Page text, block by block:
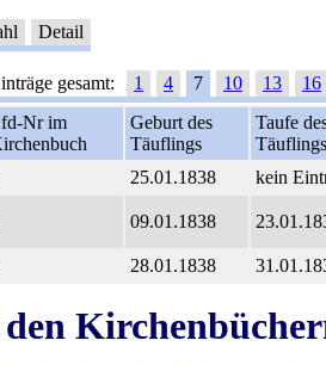
Detail
gesamt: 1 4 7 10 13
16
Nr im
Geburt des
Täuflings
Taufe
Täuflings
25.01.1838 kein
09.01.1838
28.01.1838